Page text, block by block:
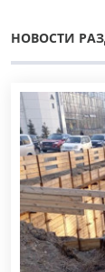
НОВОСТИ